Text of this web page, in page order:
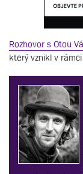
Rozhovor s Otou
který vznikl v